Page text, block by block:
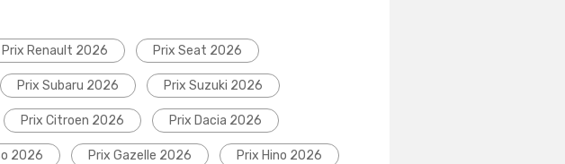
Prix Renault 2026 Prix Seat 2026
Prix Subaru 2026 Prix Suzuki 2026
Prix Citroen 2026 Prix Dacia 2026
2026 Prix Gazelle 2026 Prix Hino 2026